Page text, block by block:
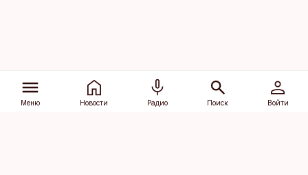
Меню Новости Радио Поиск Войти